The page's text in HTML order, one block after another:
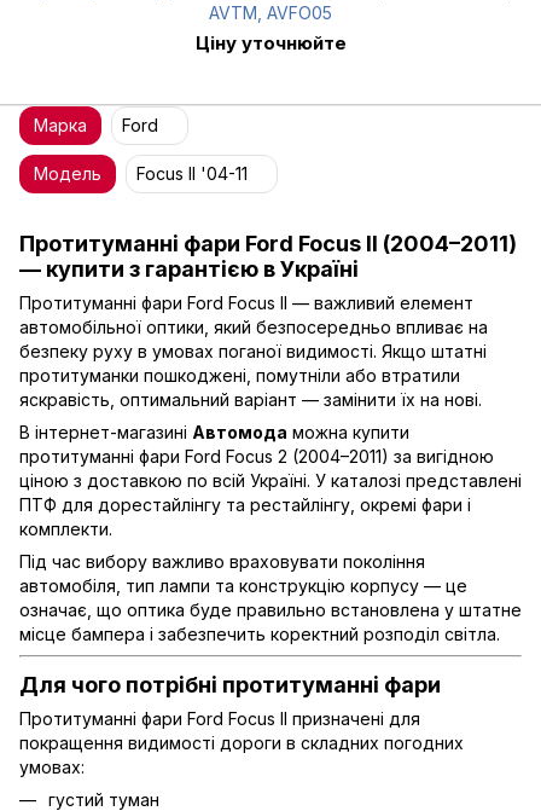
AVTM, AVFO05
Ціну уточнюйте
Протитуманні фари Ford Focus II (2004–2011)
— купити з гарантією в Україні
Протитуманні фари Ford Focus II — важливий елемент
автомобільної оптики, який безпосередньо впливає на
безпеку руху в умовах поганої видимості. Якщо штатні
протитуманки пошкоджені, помутніли або втратили
яскравість, оптимальний варіант — замінити їх на нові.
В інтернет-магазині Автомода можна купити
протитуманні фари Ford Focus 2 (2004–2011) за вигідною
ціною з доставкою по всій Україні. У каталозі представлені
ПТФ для дорестайлінгу та рестайлінгу, окремі фари і
комплекти.
Під час вибору важливо враховувати покоління
автомобіля, тип лампи та конструкцію корпусу — це
означає, що оптика буде правильно встановлена у штатне
місце бампера і забезпечить коректний розподіл світла.
Для чого потрібні протитуманні фари
Протитуманні фари Ford Focus II призначені для
покращення видимості дороги в складних погодних
умовах:
густий туман
Марка Ford
Модель Focus II '04-11